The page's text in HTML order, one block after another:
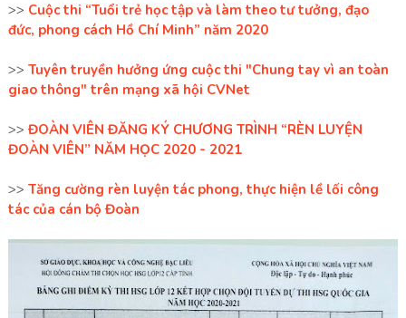
>> Cuộc thi “Tuổi trẻ học tập và làm theo tư tưởng, đạo
đức, phong cách Hồ Chí Minh” năm 2020
>> Tuyên truyền hưởng ứng cuộc thi "Chung tay vì an toàn
giao thông" trên mạng xã hội CVNet
>>ĐOÀN VIÊN ĐĂNG KÝ CHƯƠNG TRÌNH “RÈN LUYỆN
ĐOÀN VIÊN” NĂM HỌC 2020 - 2021
>> Tăng cường rèn luyện tác phong, thực hiện lề lối công
tác của cán bộ Đoàn